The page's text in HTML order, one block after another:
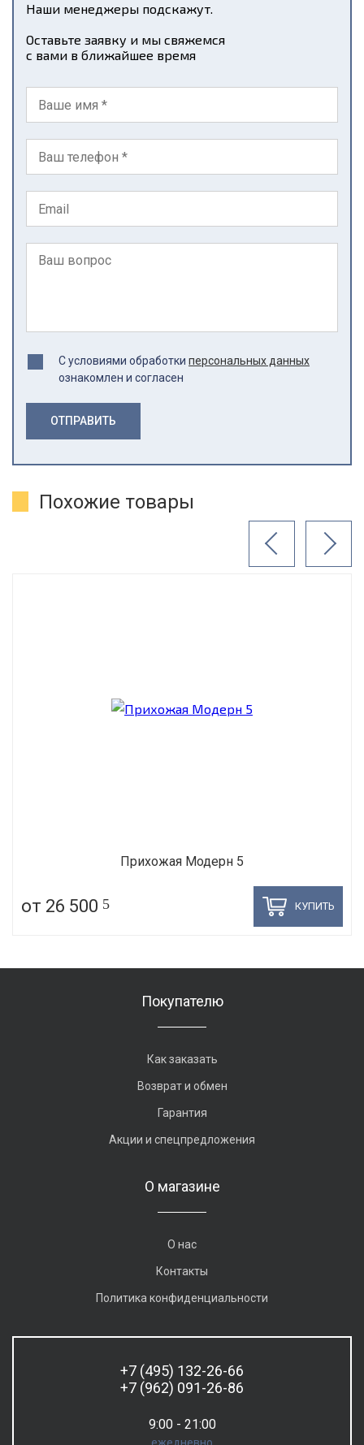
Наши менеджеры подскажут.
Оставьте заявку и мы свяжемся
с вами в ближайшее время
С условиями обработки персональных данных
ознакомлен и согласен
ОТПРАВИТЬ
Похожие товары
Прихожая Модерн 5
от 26 500 5 КУПИТЬ
Покупателю
Как заказать
Возврат и обмен
Гарантия
Акции и спецпредложения
О магазине
О нас
Контакты
Политика конфиденциальности
+7 (495) 132-26-66
+7 (962) 091-26-86
9:00 - 21:00